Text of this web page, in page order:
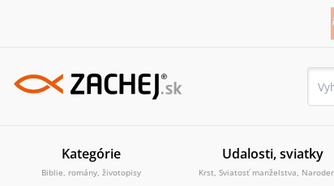
Kategórie
Biblie, romány, životopisy
Udalosti, sviatky
Krst, Sviatosť manželstva,